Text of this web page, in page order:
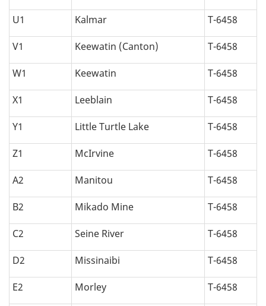
U1 Kalmar T-6458
V1 Keewatin (Canton) T-6458
W1 Keewatin T-6458
X1 Leeblain T-6458
Y1 Little Turtle Lake T-6458
Z1 McIrvine T-6458
A2 Manitou T-6458
B2 Mikado Mine T-6458
C2 Seine River T-6458
D2 Missinaibi T-6458
E2 Morley T-6458